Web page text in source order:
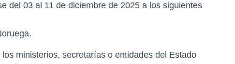
del 03 al 11 de diciembre de 2025 a los siguientes
ministerios, secretarías o entidades del Estado